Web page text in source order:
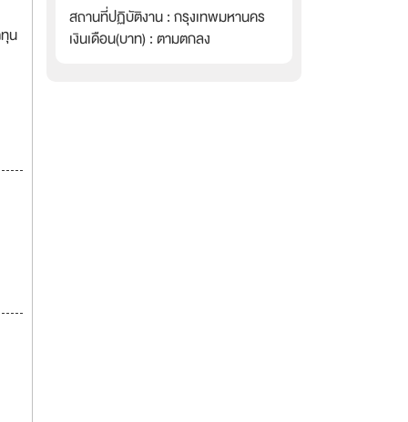
น
สถานที่ปฏิบัติงาน : กรุงเทพมหานคร
เงินเดือน(บาท) : ตามตกลง